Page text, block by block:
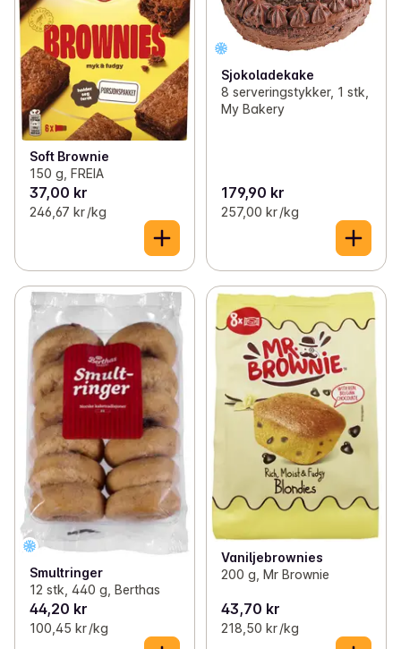
Soft Brownie
150 g, FREIA
37,00 kr
246,67 kr /kg
Sjokoladekake
8 serveringstykker, 1 stk,
My Bakery
179,90 kr
257,00 kr /kg
Smultringer
12 stk, 440 g, Berthas
44,20 kr
100,45 kr /kg
Vaniljebrownies
200 g, Mr Brownie
43,70 kr
218,50 kr /kg